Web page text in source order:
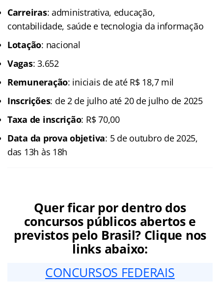
Carreiras: administrativa, educação,
contabilidade, saúde e tecnologia da informação
Lotação: nacional
Vagas: 3.652
Remuneração: iniciais de até R$ 18,7 mil
Inscrições: de 2 de julho até 20 de julho de 2025
Taxa de inscrição: R$ 70,00
Data da prova objetiva: 5 de outubro de 2025,
das 13h às 18h
Quer ficar por dentro dos
concursos públicos abertos e
previstos pelo Brasil? Clique nos
links abaixo:
CONCURSOS FEDERAIS